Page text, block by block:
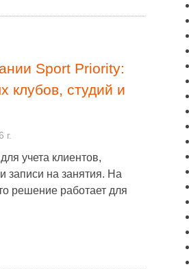
Sport Priority:
клубов, студий и
г.
учета клиентов,
записи на занятия. На
решение работает для